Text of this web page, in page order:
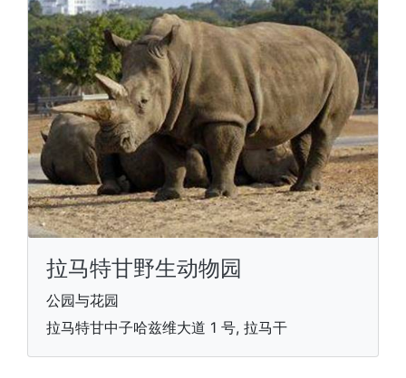
拉马特甘野生动物园
公园与花园
拉马特甘中子哈兹维大道 1 号, 拉马干